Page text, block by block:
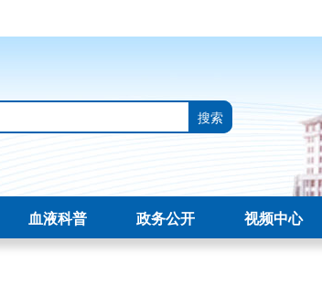
搜索
血液科普 政务公开 视频中心